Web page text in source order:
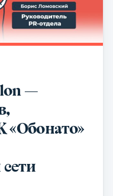
—
«Обонато»